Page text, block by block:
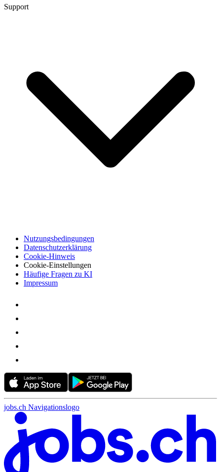
Support
Nutzungsbedingungen
Datenschutzerklärung
Cookie-Hinweis
Cookie-Einstellungen
Häufige Fragen zu KI
Impressum
jobs.ch Navigationslogo